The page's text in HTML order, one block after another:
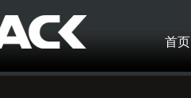
首页